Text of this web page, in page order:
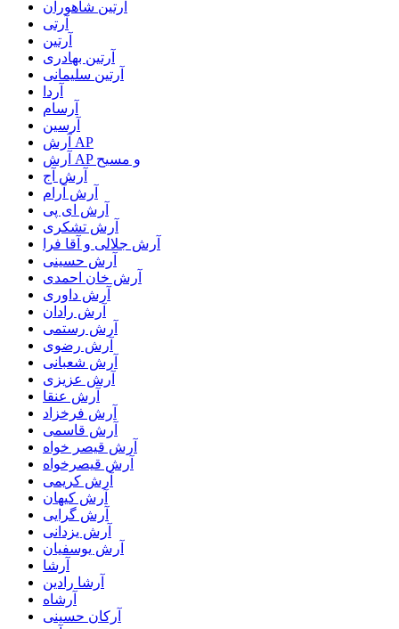
آرتين شاهوران
آرتی
آرتین
آرتین بهادری
آرتین سلیمانی
آردا
آرسام
آرسین
آرش AP
آرش AP و مسیح
آرش آج
آرش آرام
آرش ای پی
آرش تشکری
آرش جلالی و آقا فرا
آرش حسینی
آرش خان احمدی
آرش داوری
آرش رادان
آرش رستمى
آرش رضوی
آرش شعبانی
آرش عزیزی
آرش عنقا
آرش فرخزاد
آرش قاسمی
آرش قیصر خواه
آرش قیصرخواه
آرش کریمی
آرش کیهان
آرش گرایی
آرش یزدانی
آرش یوسفیان
آرشا
آرشا رادین
آرشاه
آرکان حسینی